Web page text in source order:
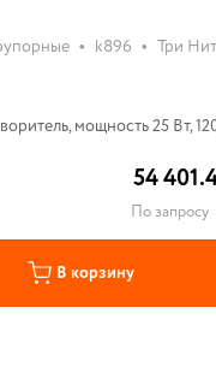
• k896 • Три
мощность 25 Вт,
54
По запросу
В корзину